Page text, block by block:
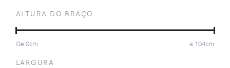
ALTURA DO BRAÇO
De0cm a 104cm
LARGURA